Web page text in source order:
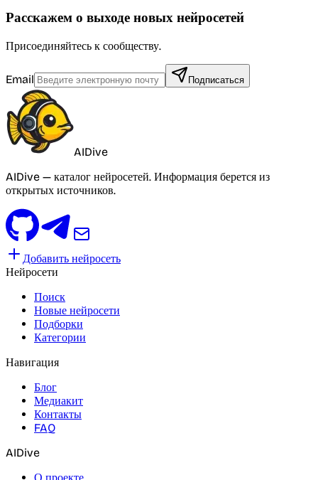
Расскажем о выходе новых нейросетей
Присоединяйтесь к сообществу.
Email Подписаться
AIDive
AIDive — каталог нейросетей. Информация берется из
открытых источников.
Добавить нейросеть
Нейросети
Поиск
Новые нейросети
Подборки
Категории
Навигация
Блог
Медиакит
Контакты
FAQ
AIDive
О проекте